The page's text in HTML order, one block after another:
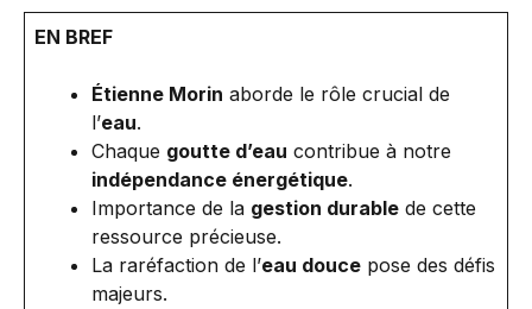
EN BREF
Étienne Morin aborde le rôle crucial de
l’eau.
Chaque goutte d’eau contribue à notre
indépendance énergétique.
Importance de la gestion durable de cette
ressource précieuse.
La raréfaction de l’eau douce pose des défis
majeurs.